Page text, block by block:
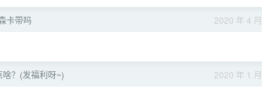
2020 年 4
卡带吗
2020 年 1
？(发福利呀~)